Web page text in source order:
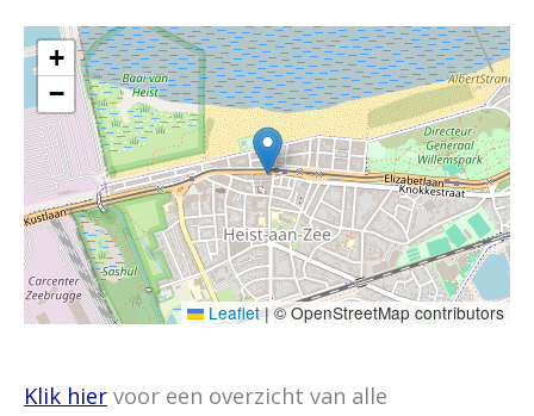
+
−
Leaflet |© OpenStreetMap contributors
Klik hier voor een overzicht van alle